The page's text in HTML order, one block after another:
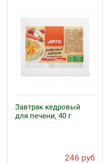
Завтрак кедровый
для печени, 40 г
246 руб